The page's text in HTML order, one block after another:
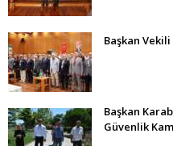
Başkan
Başkan
Güvenlik